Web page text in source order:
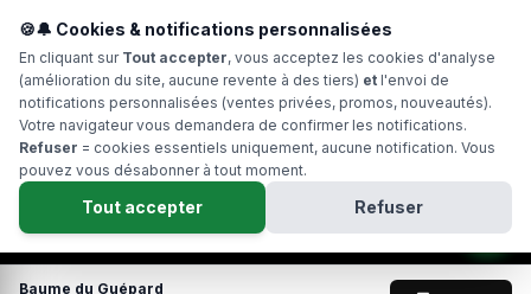
Copyright 2024-2026 Hollyweed. Tous droits réservés.
Interdit aux moins de 18 ans. Ne pas fumer. Déconseillé aux femmes
Baume du Guépard
🍪🔔 Cookies & notifications personnalisées
En cliquant sur Tout accepter, vous acceptez les cookies d'analyse
(amélioration du site, aucune revente à des tiers) et l'envoi de
notifications personnalisées (ventes privées, promos, nouveautés).
Votre navigateur vous demandera de confirmer les notifications.
Refuser = cookies essentiels uniquement, aucune notification. Vous
pouvez vous désabonner à tout moment.
Tout accepter Refuser